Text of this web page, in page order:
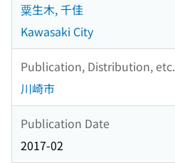
粟生木, 千佳
Kawasaki City
Publication, Distribution, etc.
川崎市
Publication Date
2017-02